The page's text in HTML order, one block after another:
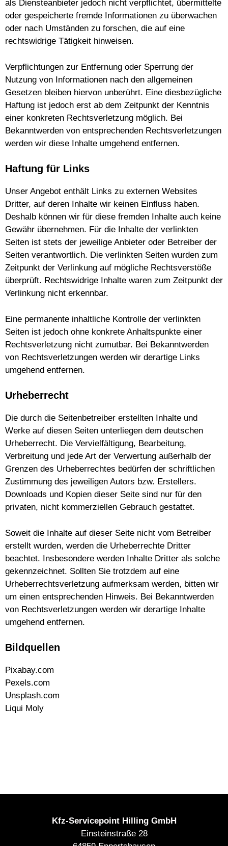
als Diensteanbieter jedoch nicht verpflichtet, übermittelte
oder gespeicherte fremde Informationen zu überwachen
oder nach Umständen zu forschen, die auf eine
rechtswidrige Tätigkeit hinweisen.
Verpflichtungen zur Entfernung oder Sperrung der
Nutzung von Informationen nach den allgemeinen
Gesetzen bleiben hiervon unberührt. Eine diesbezügliche
Haftung ist jedoch erst ab dem Zeitpunkt der Kenntnis
einer konkreten Rechtsverletzung möglich. Bei
Bekanntwerden von entsprechenden Rechtsverletzungen
werden wir diese Inhalte umgehend entfernen.
Haftung für Links
Unser Angebot enthält Links zu externen Websites
Dritter, auf deren Inhalte wir keinen Einfluss haben.
Deshalb können wir für diese fremden Inhalte auch keine
Gewähr übernehmen. Für die Inhalte der verlinkten
Seiten ist stets der jeweilige Anbieter oder Betreiber der
Seiten verantwortlich. Die verlinkten Seiten wurden zum
Zeitpunkt der Verlinkung auf mögliche Rechtsverstöße
überprüft. Rechtswidrige Inhalte waren zum Zeitpunkt der
Verlinkung nicht erkennbar.
Eine permanente inhaltliche Kontrolle der verlinkten
Seiten ist jedoch ohne konkrete Anhaltspunkte einer
Rechtsverletzung nicht zumutbar. Bei Bekanntwerden
von Rechtsverletzungen werden wir derartige Links
umgehend entfernen.
Urheberrecht
Die durch die Seitenbetreiber erstellten Inhalte und
Werke auf diesen Seiten unterliegen dem deutschen
Urheberrecht. Die Vervielfältigung, Bearbeitung,
Verbreitung und jede Art der Verwertung außerhalb der
Grenzen des Urheberrechtes bedürfen der schriftlichen
Zustimmung des jeweiligen Autors bzw. Erstellers.
Downloads und Kopien dieser Seite sind nur für den
privaten, nicht kommerziellen Gebrauch gestattet.
Soweit die Inhalte auf dieser Seite nicht vom Betreiber
erstellt wurden, werden die Urheberrechte Dritter
beachtet. Insbesondere werden Inhalte Dritter als solche
gekennzeichnet. Sollten Sie trotzdem auf eine
Urheberrechtsverletzung aufmerksam werden, bitten wir
um einen entsprechenden Hinweis. Bei Bekanntwerden
von Rechtsverletzungen werden wir derartige Inhalte
umgehend entfernen.
Bildquellen
Pixabay.com
Pexels.com
Unsplash.com
Liqui Moly
Kfz-Servicepoint Hilling GmbH
Einsteinstraße 28